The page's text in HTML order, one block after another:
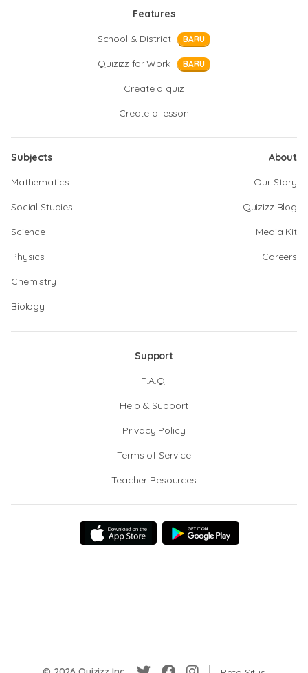
Features
School & District
BARU
Quizizz for Work BARU
Create a quiz
Create a lesson
Subjects
Mathematics
Social Studies
Science
Physics
Chemistry
Biology
About
Our Story
Quizizz Blog
Media Kit
Careers
Support
F.A.Q.
Help & Support
Privacy Policy
Terms of Service
Teacher Resources